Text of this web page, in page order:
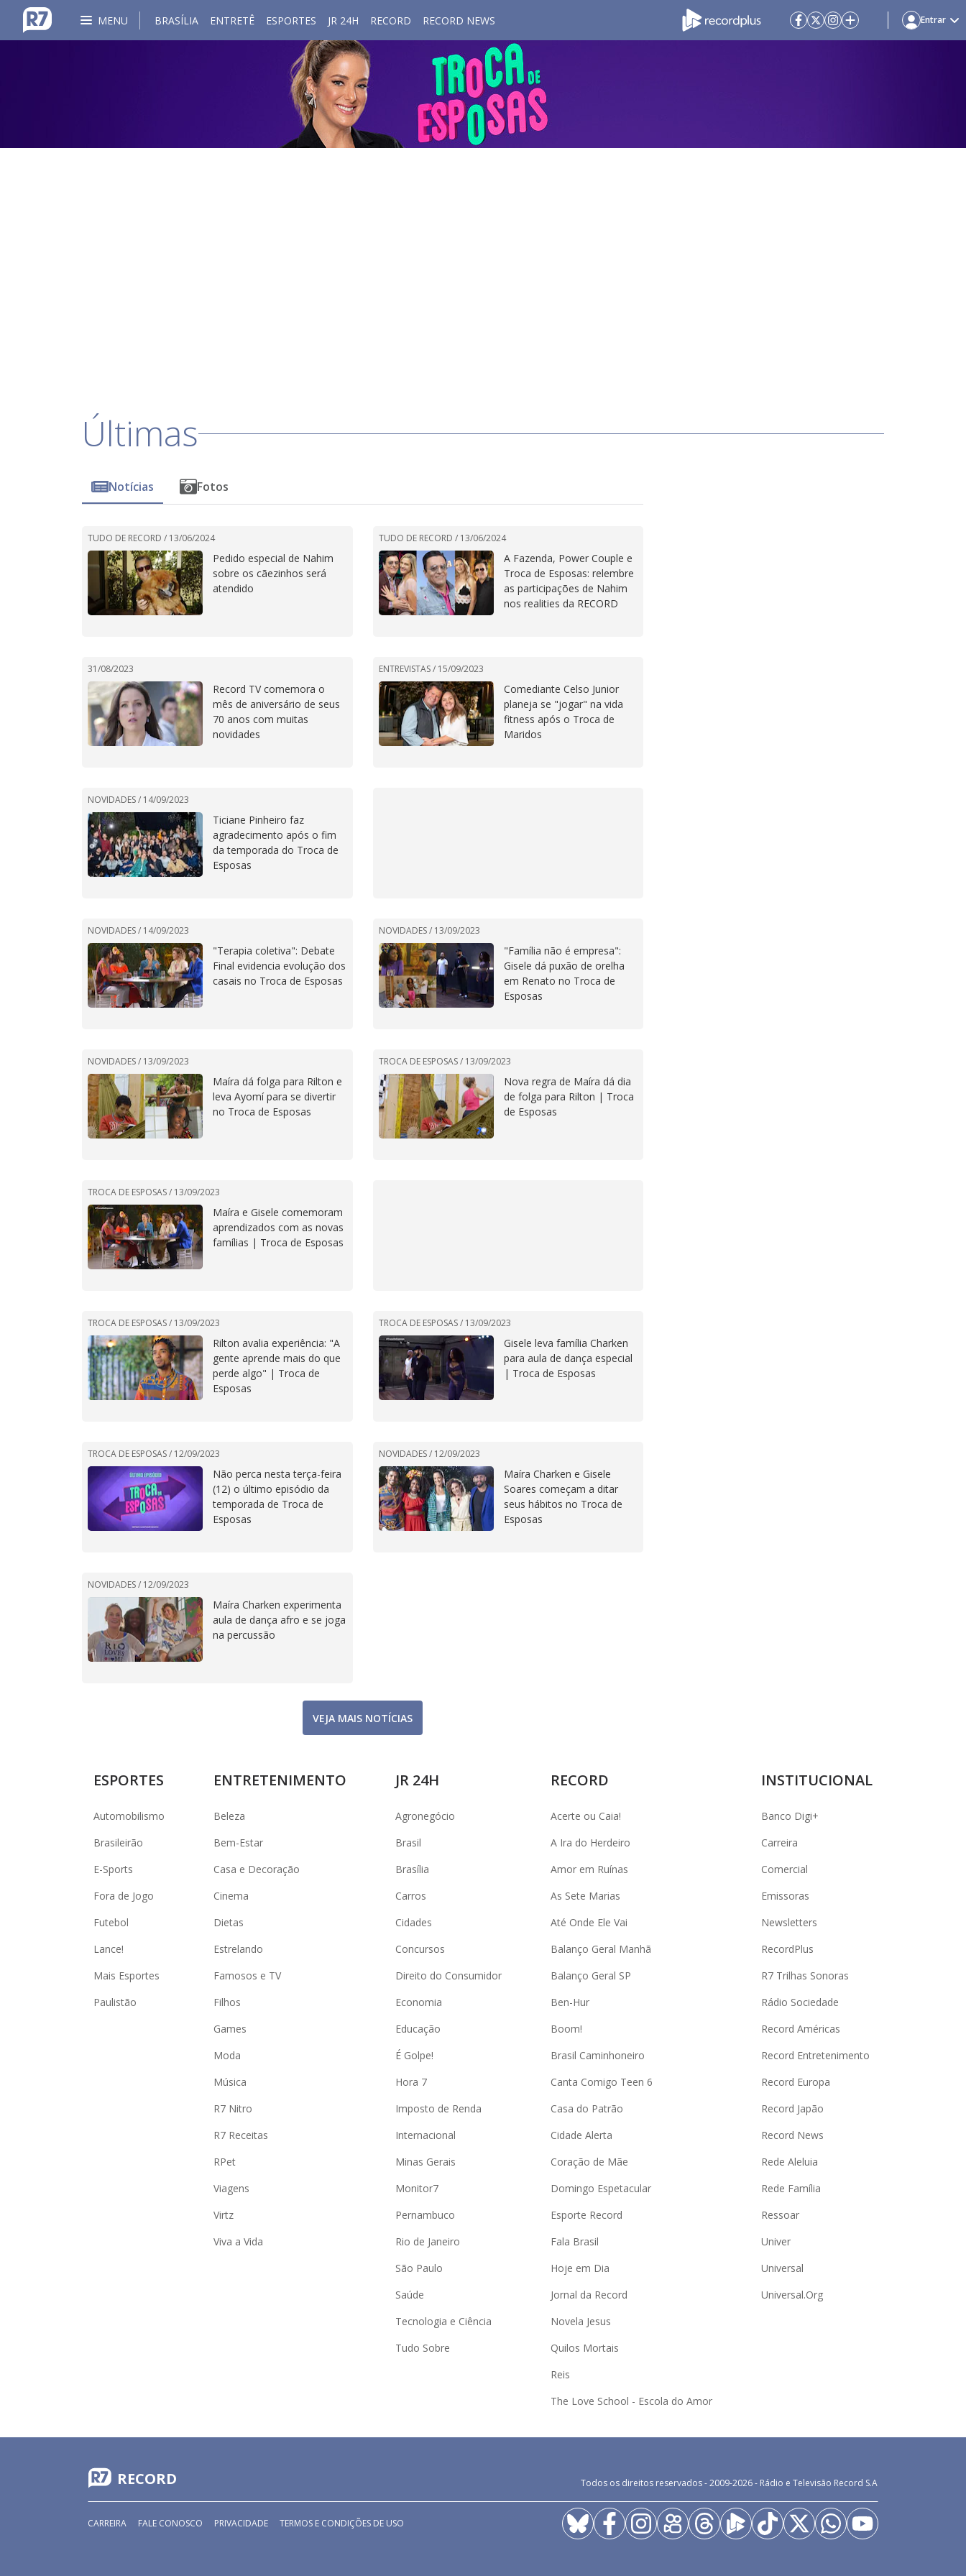
MENU BRASÍLIA ENTRETÊ ESPORTES JR 24H RECORD RECORD NEWS Entrar
Últimas
Notícias Fotos
TUDO DE RECORD / 13/06/2024
Pedido especial de Nahim
sobre os cãezinhos será
atendido
TUDO DE RECORD / 13/06/2024
A Fazenda, Power Couple e
Troca de Esposas: relembre
as participações de Nahim
nos realities da RECORD
31/08/2023
Record TV comemora o
mês de aniversário de seus
70 anos com muitas
novidades
ENTREVISTAS / 15/09/2023
Comediante Celso Junior
planeja se "jogar" na vida
fitness após o Troca de
Maridos
NOVIDADES / 14/09/2023
Ticiane Pinheiro faz
agradecimento após o fim
da temporada do Troca de
Esposas
NOVIDADES / 14/09/2023
"Terapia coletiva": Debate
Final evidencia evolução dos
casais no Troca de Esposas
NOVIDADES / 13/09/2023
"Família não é empresa":
Gisele dá puxão de orelha
em Renato no Troca de
Esposas
NOVIDADES / 13/09/2023
Maíra dá folga para Rilton e
leva Ayomí para se divertir
no Troca de Esposas
TROCA DE ESPOSAS / 13/09/2023
Nova regra de Maíra dá dia
de folga para Rilton | Troca
de Esposas
TROCA DE ESPOSAS / 13/09/2023
Maíra e Gisele comemoram
aprendizados com as novas
famílias | Troca de Esposas
TROCA DE ESPOSAS / 13/09/2023
Rilton avalia experiência: "A
gente aprende mais do que
perde algo" | Troca de
Esposas
TROCA DE ESPOSAS / 13/09/2023
Gisele leva família Charken
para aula de dança especial
| Troca de Esposas
TROCA DE ESPOSAS / 12/09/2023
Não perca nesta terça-feira
(12) o último episódio da
temporada de Troca de
Esposas
NOVIDADES / 12/09/2023
Maíra Charken e Gisele
Soares começam a ditar
seus hábitos no Troca de
Esposas
NOVIDADES / 12/09/2023
Maíra Charken experimenta
aula de dança afro e se joga
na percussão
VEJA MAIS NOTÍCIAS
ESPORTES
Automobilismo
Brasileirão
E-Sports
Fora de Jogo
Futebol
Lance!
Mais Esportes
Paulistão
ENTRETENIMENTO
Beleza
Bem-Estar
Casa e Decoração
Cinema
Dietas
Estrelando
Famosos e TV
Filhos
Games
Moda
Música
R7 Nitro
R7 Receitas
RPet
Viagens
Virtz
Viva a Vida
JR 24H
Agronegócio
Brasil
Brasília
Carros
Cidades
Concursos
Direito do Consumidor
Economia
Educação
É Golpe!
Hora 7
Imposto de Renda
Internacional
Minas Gerais
Monitor7
Pernambuco
Rio de Janeiro
São Paulo
Saúde
Tecnologia e Ciência
Tudo Sobre
RECORD
Acerte ou Caia!
A Ira do Herdeiro
Amor em Ruínas
As Sete Marias
Até Onde Ele Vai
Balanço Geral Manhã
Balanço Geral SP
Ben-Hur
Boom!
Brasil Caminhoneiro
Canta Comigo Teen 6
Casa do Patrão
Cidade Alerta
Coração de Mãe
Domingo Espetacular
Esporte Record
Fala Brasil
Hoje em Dia
Jornal da Record
Novela Jesus
Quilos Mortais
Reis
The Love School - Escola do Amor
INSTITUCIONAL
Banco Digi+
Carreira
Comercial
Emissoras
Newsletters
RecordPlus
R7 Trilhas Sonoras
Rádio Sociedade
Record Américas
Record Entretenimento
Record Europa
Record Japão
Record News
Rede Aleluia
Rede Família
Ressoar
Univer
Universal
Universal.Org
RECORD Todos os direitos reservados - 2009-2026- Rádio e Televisão Record S.A
CARREIRA FALE CONOSCO PRIVACIDADE TERMOS E CONDIÇÕES DE USO